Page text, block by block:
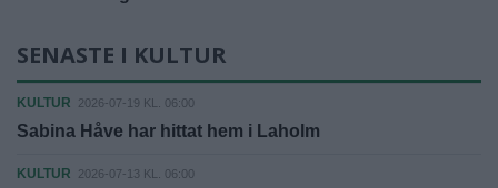
SENASTE I KULTUR
KULTUR 2026-07-19 KL. 06:00
Sabina Håve har hittat hem i Laholm
KULTUR 2026-07-13 KL. 06:00